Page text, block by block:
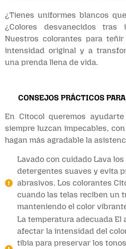
¿Tienes uniformes blancos
¿Colores desvanecidos tras
Nuestros colorantes para
intensidad original y a
una prenda llena de vida.
CONSEJOS PRÁCTICOS
En Citocol queremos
siempre luzcan impecables,
hagan más agradable la
Lavado con cuidado Lava
detergentes suaves y evita
abrasivos. Los colorantes
cuando las telas reciben un
manteniendo el color
La temperatura adecuada El
afectar la intensidad del
tibia para preservar los